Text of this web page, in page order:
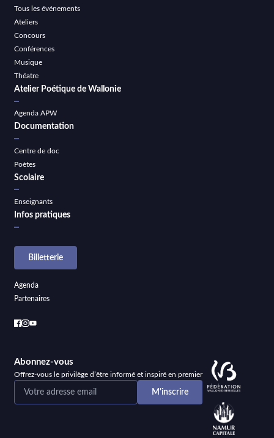
Tous les événements
Ateliers
Concours
Conférences
Musique
Théatre
Atelier Poétique de Wallonie
Agenda APW
Documentation
Centre de doc
Poètes
Scolaire
Enseignants
Infos pratiques
Billetterie
Agenda
Partenaires
Abonnez-vous
Offrez-vous le privilège d’être informé et inspiré en premier